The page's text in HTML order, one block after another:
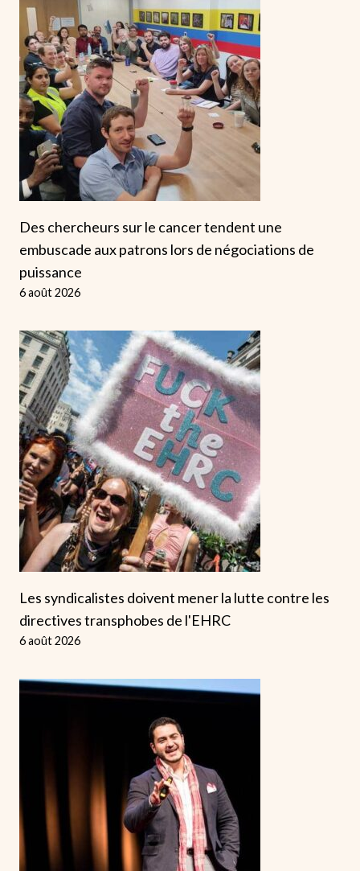
Des chercheurs sur le cancer tendent une
embuscade aux patrons lors de négociations de
puissance
6 août 2026
Les syndicalistes doivent mener la lutte contre les
directives transphobes de l'EHRC
6 août 2026